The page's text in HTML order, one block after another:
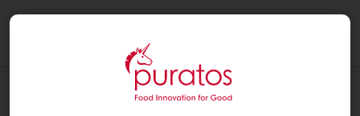
ΚΑΤΆΦΕΡΑ ΝΑ ΔΗΜΙΟΥΡΓΉΣΩ ΤΟΝ